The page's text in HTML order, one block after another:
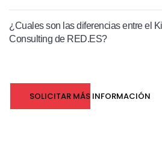
¿Cuales son las diferencias entre el
Consulting de RED.ES?
SOLICITAR MÁS INFORMACIÓN